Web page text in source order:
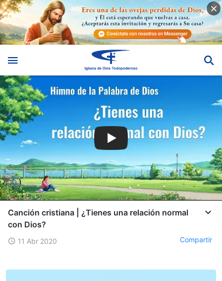
Canción cristiana | ¿Tienes una relación normal
con Dios?
11 Abr 2020 Compartir